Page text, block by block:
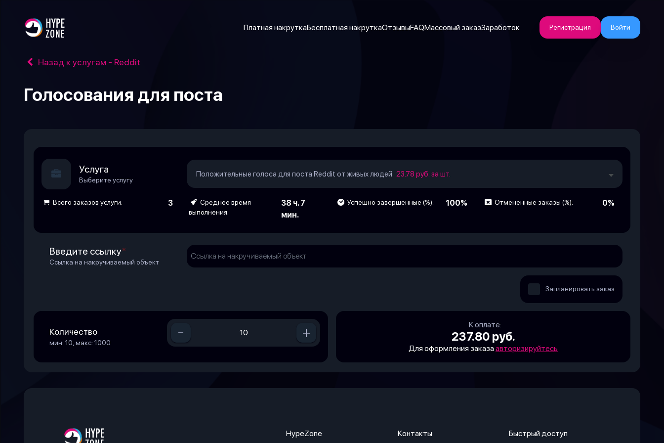
Платная накруткаБесплатная накруткаОтзывыFAQМассовый заказЗаработок Регистрация Войти
Назад к услугам - Reddit
Голосования для поста
Услуга
Выберите услугу
Положительные голоса для поста Reddit от живых людей 23.78 руб. за шт.
Всего заказов услуги: 3
Среднее время
выполнения:
38 ч. 7
мин.
Успешно завершенные (%): 100% Отмененные заказы (%): 0%
Введите ссылку*
Ссылка на накручиваемый объект
Запланировать заказ
Количество
мин: 10, макс: 1000
- + К оплате:
237.80 руб.
Для оформления заказаавторизируйтесь
HypeZone Контакты Быстрый доступ